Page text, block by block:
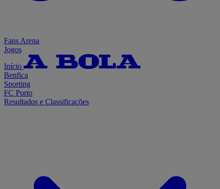
Fans Arena
Jogos
Início
Benfica
Sporting
FC Porto
Resultados e Classificações